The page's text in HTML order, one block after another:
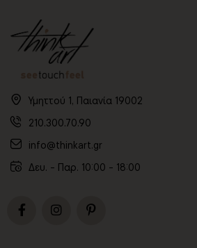
Υμηττού 1, Παιανία 19002
210.300.70.90
info@thinkart.gr
Δευ. - Παρ. 10:00 - 18:00